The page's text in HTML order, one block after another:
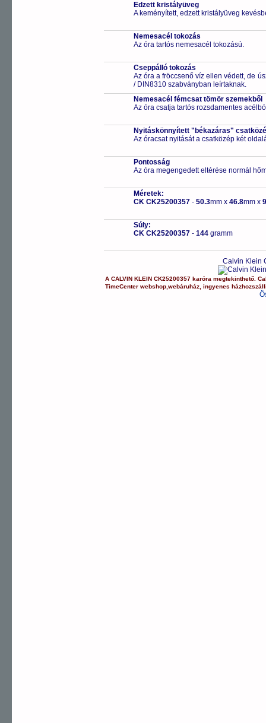
Edzett kristályüveg
A keményített, edzett kristályüveg
Nemesacél tokozás
Az óra tartós nemesacél tokozású.
Cseppálló tokozás
Az óra a fröccsenő víz ellen védett, de
/ DIN8310 szabványban leírtaknak.
Nemesacél fémcsat tömör szemekből
Az óra csatja tartós rozsdamentes
Nyitáskönnyített "békazáras"
Az óracsat nyitását a csatközép két
Pontosság
Az óra megengedett eltérése normál
Méretek:
CK CK25200357 - 50.3mm x 46.8mm x
Súly:
CK CK25200357 - 144 gramm
Calvin Klein
ACALVIN KLEIN CK25200357 karóra megtekinthető.
TimeCenter webshop ,webáruház ,ingyenes